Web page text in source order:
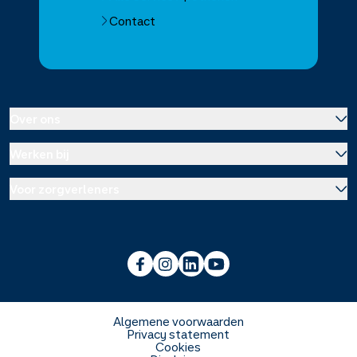
Contact
Franchise informatie
Voorlichting scholen
Algemene voorwaarden
Privacy statement
Cookies